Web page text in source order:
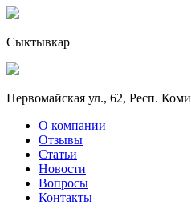
Сыктывкар
Первомайская ул., 62, Респ. Коми
О компании
Отзывы
Статьи
Новости
Вопросы
Контакты